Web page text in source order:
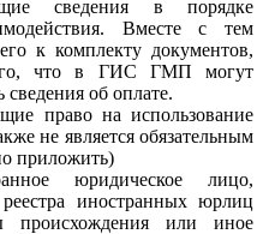
сведения в порядке
Вместе с тем
к комплекту документов,
что в ГИС ГМП могут
сведения об оплате.
право на использование
не является обязательным
приложить)
юридическое лицо,
иностранных юрлиц
происхождения или иное